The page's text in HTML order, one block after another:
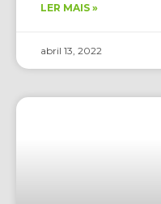
LER MAIS »
abril 13, 2022